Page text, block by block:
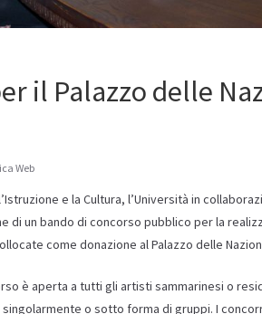
il Palazzo delle
Web
e la Cultura, l’Università in
di un bando di concorso pubblico per la
come donazione al Palazzo delle
è aperta a tutti gli artisti sammarinesi o
o sotto forma di gruppi. I